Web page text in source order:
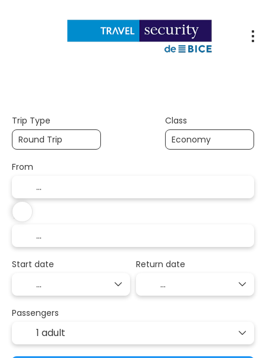
Trip Type Class
From
To
Start date Return date
Passengers
1 adult